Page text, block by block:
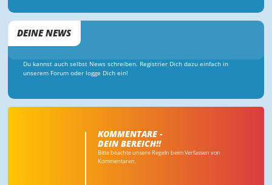
DEINE NEWS
Du kannst auch selbst News schreiben. Registrier Dich dazu einfach in
unserem Forum oder logge Dich ein!
KOMMENTARE -
DEIN BEREICH!!
Bitte beachte unsere Regeln beim Verfassen von
Kommentaren.